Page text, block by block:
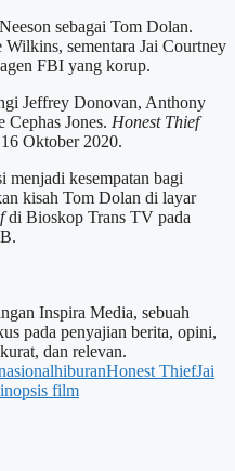
sebagai Tom Dolan.
sementara Jai Courtney
FBI yang korup.
Jeffrey Donovan, Anthony
Cephas Jones. Honest Thief
Oktober 2020.
kesempatan bagi
kisah Tom Dolan di layar
di Bioskop Trans TV pada
Inspira Media, sebuah
pada penyajian berita, opini,
dan relevan.
hiburanHonest ThiefJai
film